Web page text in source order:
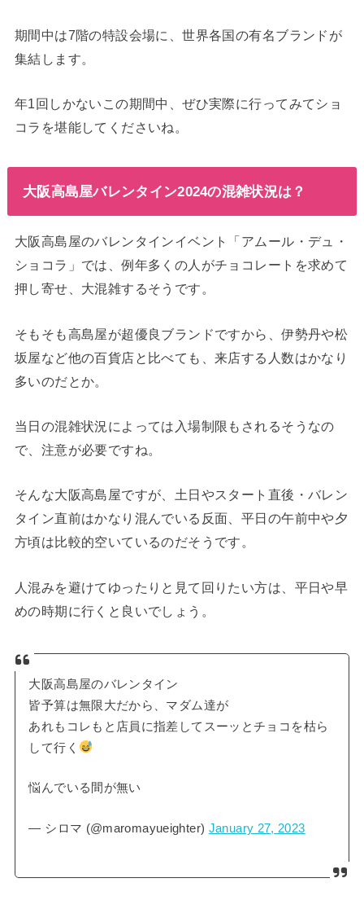
期間中は7階の特設会場に、世界各国の有名ブランドが
集結します。
年1回しかないこの期間中、ぜひ実際に行ってみてショ
コラを堪能してくださいね。
大阪高島屋バレンタイン2024の混雑状況は？
大阪高島屋のバレンタインイベント「アムール・デュ・
ショコラ」では、例年多くの人がチョコレートを求めて
押し寄せ、大混雑するそうです。
そもそも高島屋が超優良ブランドですから、伊勢丹や松
坂屋など他の百貨店と比べても、来店する人数はかなり
多いのだとか。
当日の混雑状況によっては入場制限もされるそうなの
で、注意が必要ですね。
そんな大阪高島屋ですが、土日やスタート直後・バレン
タイン直前はかなり混んでいる反面、平日の午前中や夕
方頃は比較的空いているのだそうです。
人混みを避けてゆったりと見て回りたい方は、平日や早
めの時期に行くと良いでしょう。
大阪高島屋のバレンタイン
皆予算は無限大だから、マダム達が
あれもコレもと店員に指差してスーッとチョコを枯ら
して行く
悩んでいる間が無い
— シロマ (@maromayueighter) January 27, 2023